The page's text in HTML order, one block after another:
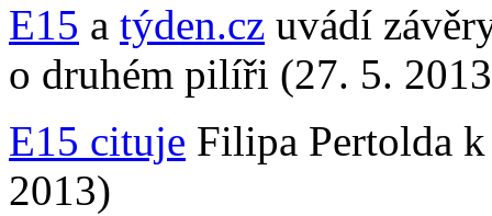
E15 a týden.cz uvádí
o druhém pilíři (27. 5.
E15 cituje Filipa Pertolda
2013)